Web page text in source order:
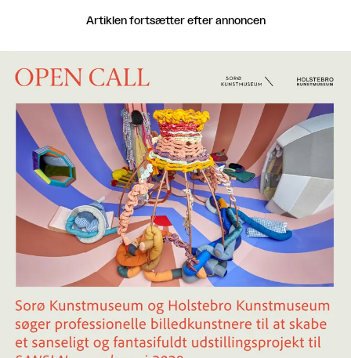
Artiklen fortsætter efter annoncen